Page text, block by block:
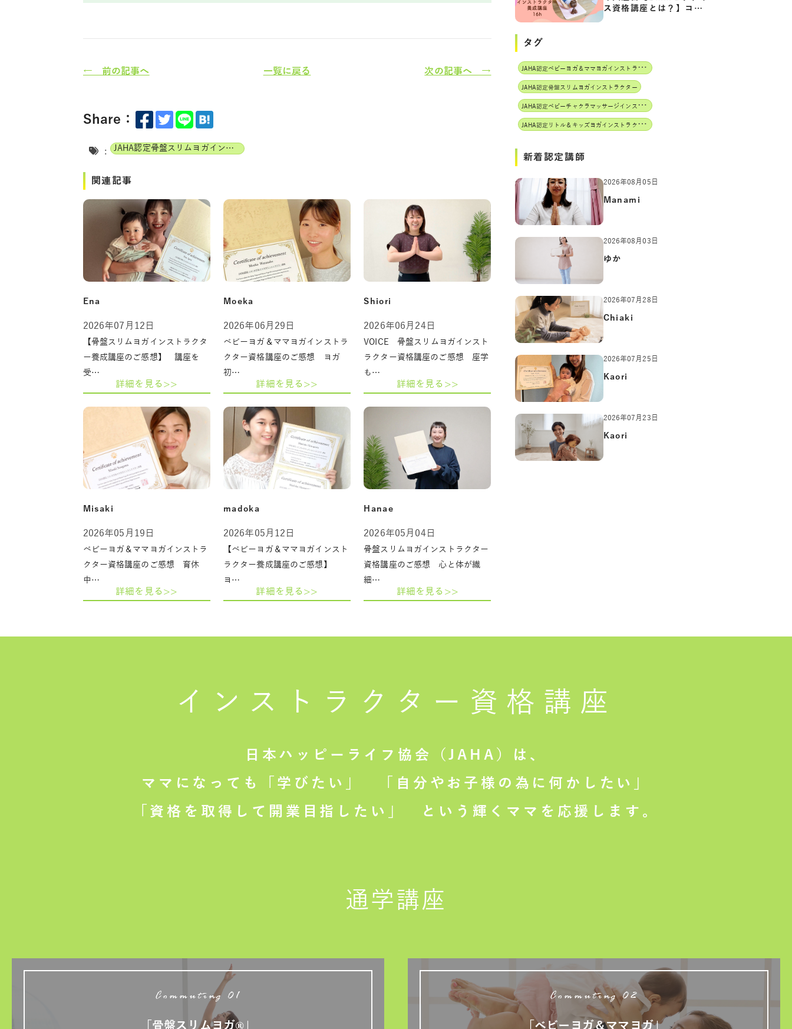
← 前の記事へ 一覧に戻る 次の記事へ →
Share：
: JAHA認定骨盤スリムヨガインストラクター
関連記事
Ena
2026年07月12日
【骨盤スリムヨガインストラクタ
ー養成講座のご感想】 講座を
受…
詳細を見る>>
Moeka
2026年06月29日
ベビーヨガ＆ママヨガインストラ
クター資格講座のご感想 ヨガ
初…
詳細を見る>>
Shiori
2026年06月24日
VOICE 骨盤スリムヨガインスト
ラクター資格講座のご感想 座学
も…
詳細を見る>>
Misaki
2026年05月19日
ベビーヨガ＆ママヨガインストラ
クター資格講座のご感想 育休
中…
詳細を見る>>
madoka
2026年05月12日
【ベビーヨガ＆ママヨガインスト
ラクター養成講座のご感想】
ヨ…
詳細を見る>>
Hanae
2026年05月04日
骨盤スリムヨガインストラクター
資格講座のご感想 心と体が繊
細…
詳細を見る>>
ス資格講座とは？】コア
からカ…
タグ
J
AHA認定ベビーヨガ＆ママヨガインストラクター
JAHA認定骨盤スリムヨガインストラクター
J
AHA認定ベビーチャクラマッサージインストラクター
J
AHA認定リトル＆キッズヨガインストラクター
新着認定講師
2026年08月05日
Manami
2026年08月03日
ゆか
2026年07月28日
Chiaki
2026年07月25日
Kaori
2026年07月23日
Kaori
インストラクター 資格講座
日本ハッピーライフ協会（JAHA）は、
ママになっても「学びたい」
「自分やお子様の為に何かしたい」
「資格を取得して開業目指したい」
という輝くママを応援します。
通学講座
Commuting 01
「骨盤スリムヨガ®」
Commuting 02
「ベビーヨガ＆ママヨガ」